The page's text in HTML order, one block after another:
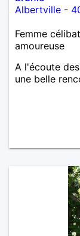
Albertville -
Femme
amoureuse
A l'écoute
une belle